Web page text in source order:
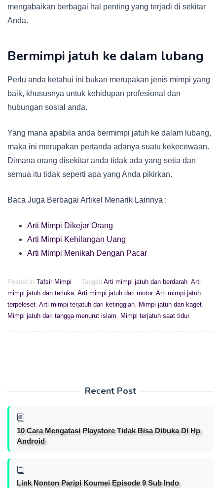
mengabaikan berbagai hal penting yang terjadi di sekitar
Anda.
Bermimpi jatuh ke dalam lubang
Perlu anda ketahui ini bukan merupakan jenis mimpi yang
baik, khususnya untuk kehidupan profesional dan
hubungan sosial anda.
Yang mana apabila anda bermimpi jatuh ke dalam lubang,
maka ini merupakan pertanda adanya suatu kekecewaan.
Dimana orang disekitar anda tidak ada yang setia dan
semua itu tidak seperti apa yang Anda pikirkan.
Baca Juga Berbagai Artikel Menarik Lainnya :
Arti Mimpi Dikejar Orang
Arti Mimpi Kehilangan Uang
Arti Mimpi Menikah Dengan Pacar
Posted in Tafsir Mimpi Tagged Arti mimpi jatuh dan berdarah Arti
mimpi jatuh dan terluka Arti mimpi jatuh dari motor, Arti mimpi jatuh
terpeleset Arti mimpi terjatuh dari ketinggian Mimpi jatuh dan kaget
Mimpi jatuh dari tangga menurut islam
Mimpi terjatuh saat tidur
Recent Post
10 Cara Mengatasi Playstore Tidak Bisa Dibuka Di Hp
Android
Link Nonton Paripi Koumei Episode 9 Sub Indo